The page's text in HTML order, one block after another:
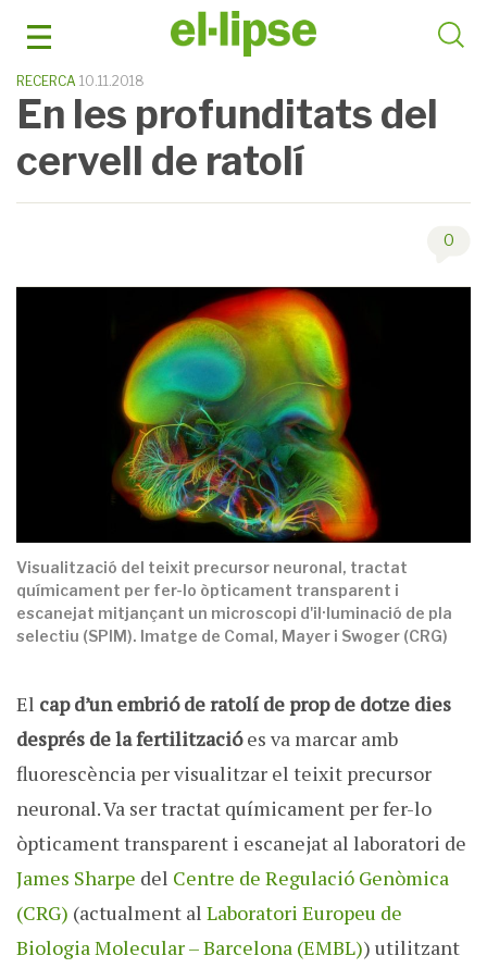
RECERCA 10.11.2018
En les profunditats del
cervell de ratolí
0
Visualització del teixit precursor neuronal, tractat
químicament per fer-lo òpticament transparent i
escanejat mitjançant un microscopi d'il·luminació de pla
selectiu (SPIM). Imatge de Comal, Mayer i Swoger (CRG)
El cap d’un embrió de ratolí de prop de dotze dies
després de la fertilitzacióes va marcar amb
fluorescència per visualitzar el teixit precursor
neuronal. Va ser tractat químicament per fer-lo
òpticament transparent i escanejat al laboratori de
James Sharpe del Centre de Regulació Genòmica
(CRG) (actualment al Laboratori Europeu de
Biologia Molecular – Barcelona (EMBL)) utilitzant